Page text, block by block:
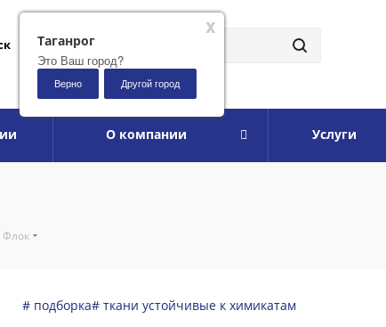
О компании Услуги
x
Таганрог
Это Ваш город?
Верно Другой город
Флок
# подборка# ткани устойчивые к химикатам